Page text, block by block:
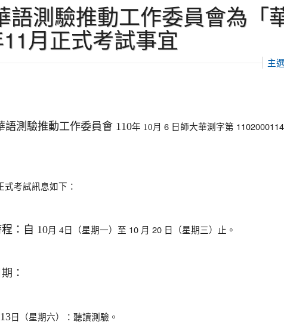
語測驗推動工作委員會為「
月正式考試事宜
主
語測驗推動工作委員會 110年 10月 6 日師大華測字第 1102000114
式考試訊息如下：
：自 10月 4日（星期一）至 10 月 20 日（星期三）止。
：
日（星期六）：聽讀測驗。